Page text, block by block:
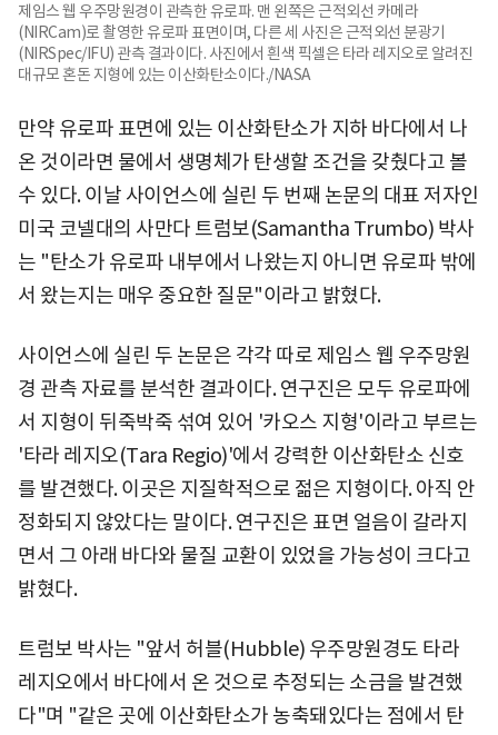
제임스 웹 우주망원경이 관측한 유로파. 맨 왼쪽은 근적외선 카메라
(NIRCam)로 촬영한 유로파 표면이며, 다른 세 사진은 근적외선 분광기
(NIRSpec/IFU) 관측 결과이다. 사진에서 흰색 픽셀은 타라 레지오로 알려진
대규모 혼돈 지형에 있는 이산화탄소이다./NASA
만약 유로파 표면에 있는 이산화탄소가 지하 바다에서 나
온 것이라면 물에서 생명체가 탄생할 조건을 갖췄다고 볼
수 있다. 이날 사이언스에 실린 두 번째 논문의 대표 저자인
미국 코넬대의 사만다 트럼보(Samantha Trumbo) 박사
는 "탄소가 유로파 내부에서 나왔는지 아니면 유로파 밖에
서 왔는지는 매우 중요한 질문"이라고 밝혔다.
사이언스에 실린 두 논문은 각각 따로 제임스 웹 우주망원
경 관측 자료를 분석한 결과이다. 연구진은 모두 유로파에
서 지형이 뒤죽박죽 섞여 있어 '카오스 지형'이라고 부르는
'타라 레지오(Tara Regio)'에서 강력한 이산화탄소 신호
를 발견했다. 이곳은 지질학적으로 젊은 지형이다. 아직 안
정화되지 않았다는 말이다. 연구진은 표면 얼음이 갈라지
면서 그 아래 바다와 물질 교환이 있었을 가능성이 크다고
밝혔다.
트럼보 박사는 "앞서 허블(Hubble) 우주망원경도 타라
레지오에서 바다에서 온 것으로 추정되는 소금을 발견했
다"며 "같은 곳에 이산화탄소가 농축돼있다는 점에서 탄